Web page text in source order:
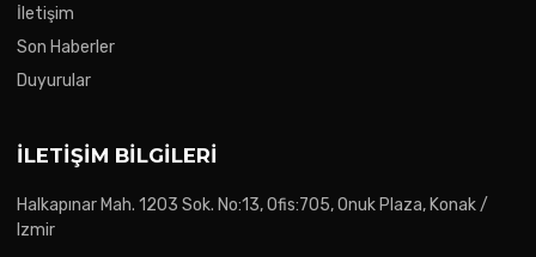
İletişim
Son Haberler
Duyurular
İLETIŞIM BILGILERI
Halkapınar Mah. 1203 Sok. No:13, Ofis:705, Onuk Plaza, Konak /
Izmir